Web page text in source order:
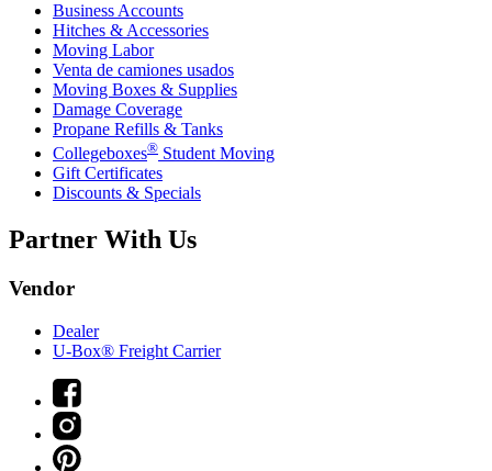
Business Accounts
Hitches & Accessories
Moving Labor
Venta de camiones usados
Moving Boxes & Supplies
Damage Coverage
Propane Refills & Tanks
Collegeboxes® Student Moving
Gift Certificates
Discounts & Specials
Partner With Us
Vendor
Dealer
U-Box® Freight Carrier